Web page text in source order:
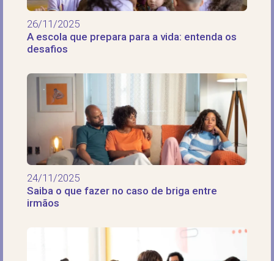
26/11/2025
A escola que prepara para a vida: entenda os
desafios
24/11/2025
Saiba o que fazer no caso de briga entre
irmãos